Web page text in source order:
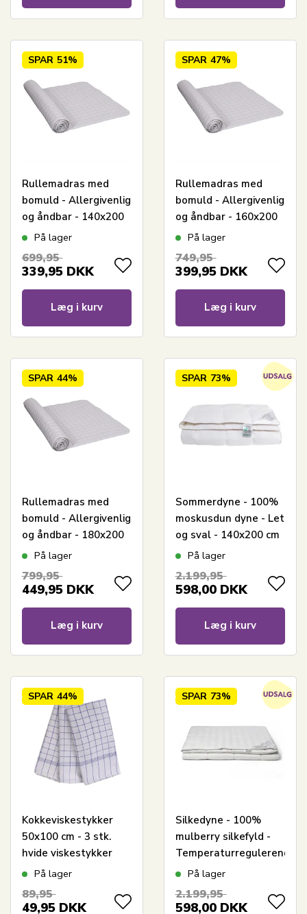
SPAR 51%
Rullemadras med
bomuld - Allergivenlig
og åndbar - 140x200
cm - Blød og praktisk
Nordstrand Home
På lager
699,95
339,95 DKK
Læg i kurv
SPAR 47%
Rullemadras med
bomuld - Allergivenlig
og åndbar - 160x200
cm - Blød og praktisk
Nordstrand Home
På lager
749,95
399,95 DKK
Læg i kurv
SPAR 44%
Rullemadras med
bomuld - Allergivenlig
og åndbar - 180x200
cm - Blød og praktisk
Nordstrand Home
På lager
799,95
449,95 DKK
Læg i kurv
SPAR 73%
Sommerdyne - 100%
moskusdun dyne - Let
og sval - 140x200 cm
- Nordstrand Home
På lager
2.199,95
598,00 DKK
Læg i kurv
SPAR 44%
Kokkeviskestykker
50x100 cm - 3 stk.
hvide viskestykker
med blå tern
På lager
89,95
49,95 DKK
SPAR 73%
Silkedyne - 100%
mulberry silkefyld -
Temperaturregulerende
dyne - 140x200 cm -
helårsdyne
På lager
2.199,95
598,00 DKK